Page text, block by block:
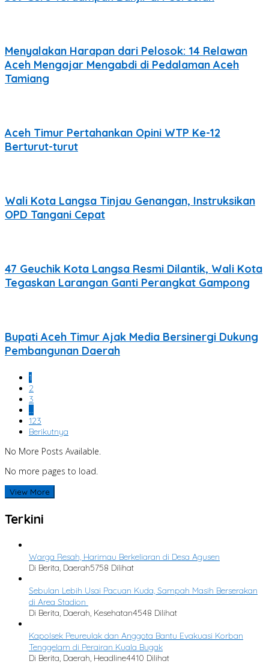
Menyalakan Harapan dari Pelosok: 14 Relawan
Aceh Mengajar Mengabdi di Pedalaman Aceh
Tamiang
Aceh Timur Pertahankan Opini WTP Ke-12
Berturut-turut
Wali Kota Langsa Tinjau Genangan, Instruksikan
OPD Tangani Cepat
47 Geuchik Kota Langsa Resmi Dilantik, Wali Kota
Tegaskan Larangan Ganti Perangkat Gampong
Bupati Aceh Timur Ajak Media Bersinergi Dukung
Pembangunan Daerah
1
2
3
123
Berikutnya
No More Posts Available.
No more pages to load.
View More
Terkini
Warga Resah, Harimau Berkeliaran di Desa Agusen
Di Berita, Daerah5758 Dilihat
Sebulan Lebih Usai Pacuan Kuda, Sampah Masih Berserakan
di Area Stadion
Di Berita, Daerah, Kesehatan4548 Dilihat
Kapolsek Peureulak dan Anggota Bantu Evakuasi Korban
Tenggelam di Perairan Kuala Bugak
Di Berita, Daerah, Headline4410 Dilihat